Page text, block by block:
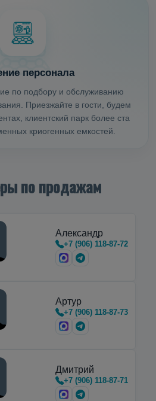
персонала
по подбору и обслуживанию
Приезжайте в гости, будем
клиентский парк более ста
криогенных емкостей.
по продажам
Александр
+7 (906) 118-87-72
Артур
+7 (906) 118-87-73
Дмитрий
+7 (906) 118-87-71